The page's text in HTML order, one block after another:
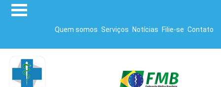
Quem somos Serviços Notícias Filie-se Contato